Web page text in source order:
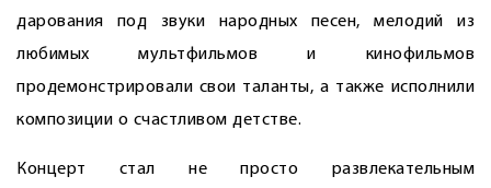
дарования под звуки народных песен, мелодий из
любимых мультфильмов и кинофильмов
продемонстрировали свои таланты, а также исполнили
композиции о счастливом детстве.
Концерт стал не просто развлекательным